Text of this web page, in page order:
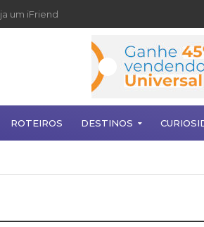
um iFriend
ROTEIROS DESTINOS